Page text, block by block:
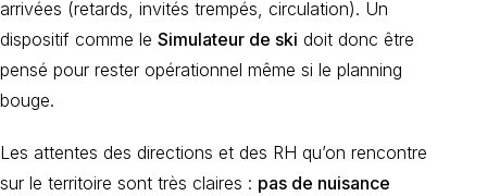
arrivées (retards, invités trempés, circulation). Un
dispositif comme le Simulateur de ski doit donc être
pensé pour rester opérationnel même si le planning
bouge.
Les attentes des directions et des RH qu’on rencontre
sur le territoire sont très claires : pas de nuisance